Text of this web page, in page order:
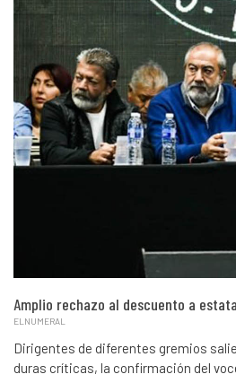
Amplio rechazo al descuento a
ELNUMERAL
Dirigentes de diferentes gremios
duras críticas, la confirmación del